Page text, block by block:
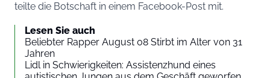
teilte die Botschaft in einem Facebook-Post mit.
Lesen Sie auch
Beliebter Rapper August 08 Stirbt im Alter von 31
Jahren
Lidl in Schwierigkeiten: Assistenzhund eines